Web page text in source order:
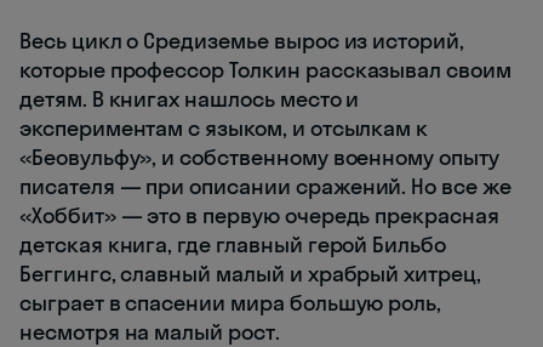
Весь цикл о Средиземье вырос из историй,
которые профессор Толкин рассказывал своим
детям. В книгах нашлось место и
экспериментам с языком, и отсылкам к
«Беовульфу», и собственному военному опыту
писателя — при описании сражений. Но все же
«Хоббит» — это в первую очередь прекрасная
детская книга, где главный герой Бильбо
Беггингс, славный малый и храбрый хитрец,
сыграет в спасении мира большую роль,
несмотря на малый рост.